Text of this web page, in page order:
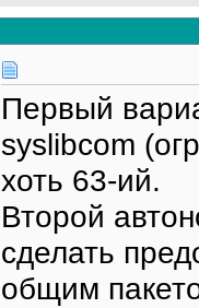
Первый
syslibcom
хоть 63-ий.
Второй
сделать
общим